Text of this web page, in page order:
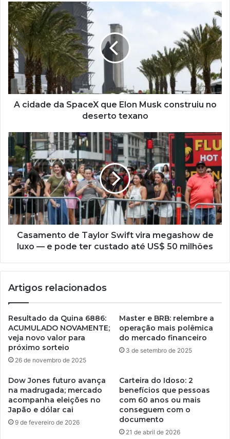
A cidade da SpaceX que Elon Musk construiu no
deserto texano
Casamento de Taylor Swift vira megashow de
luxo — e pode ter custado até US$ 50 milhões
Artigos relacionados
Resultado da Quina 6886:
ACUMULADO NOVAMENTE;
veja novo valor para
próximo sorteio
26 de novembro de 2025
Master e BRB: relembre a
operação mais polêmica
do mercado financeiro
3 de setembro de 2025
Dow Jones futuro avança
na madrugada; mercado
acompanha eleições no
Japão e dólar cai
9 de fevereiro de 2026
Carteira do Idoso: 2
benefícios que pessoas
com 60 anos ou mais
conseguem com o
documento
21 de abril de 2026